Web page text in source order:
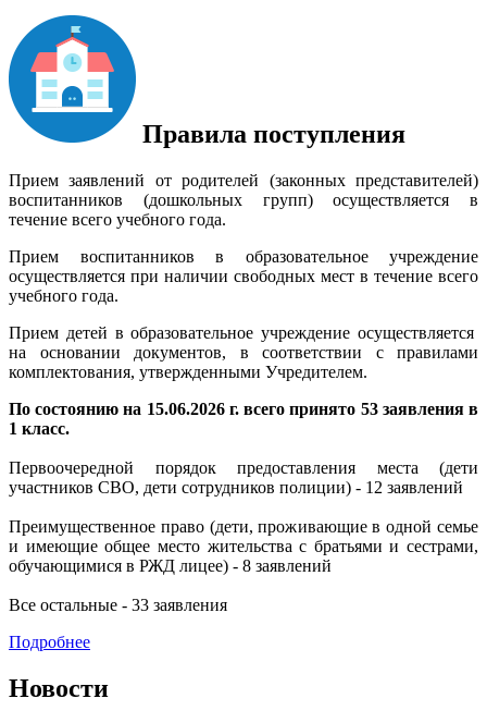
Правила поступления
Прием заявлений от родителей (законных представителей)
воспитанников (дошкольных групп) осуществляется в
течение всего учебного года.
Прием воспитанников в образовательное учреждение
осуществляется при наличии свободных мест в течение всего
учебного года.
Прием детей в образовательное учреждение осуществляется
на основании документов, в соответствии с правилами
комплектования, утвержденными Учредителем.
По состоянию на 15.06.2026 г. всего принято 53 заявления в
1 класс.
Первоочередной порядок предоставления места (дети
участников СВО, дети сотрудников полиции) - 12 заявлений
Преимущественное право (дети, проживающие в одной семье
и имеющие общее место жительства с братьями и сестрами,
обучающимися в РЖД лицее) - 8 заявлений
Все остальные - 33 заявления
Подробнее
Новости